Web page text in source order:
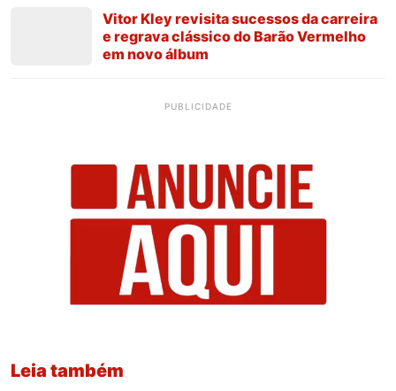
Vitor Kley revisita sucessos da carreira
e regrava clássico do Barão Vermelho
em novo álbum
PUBLICIDADE
Leia também